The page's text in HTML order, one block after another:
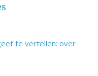
te vertellen: over